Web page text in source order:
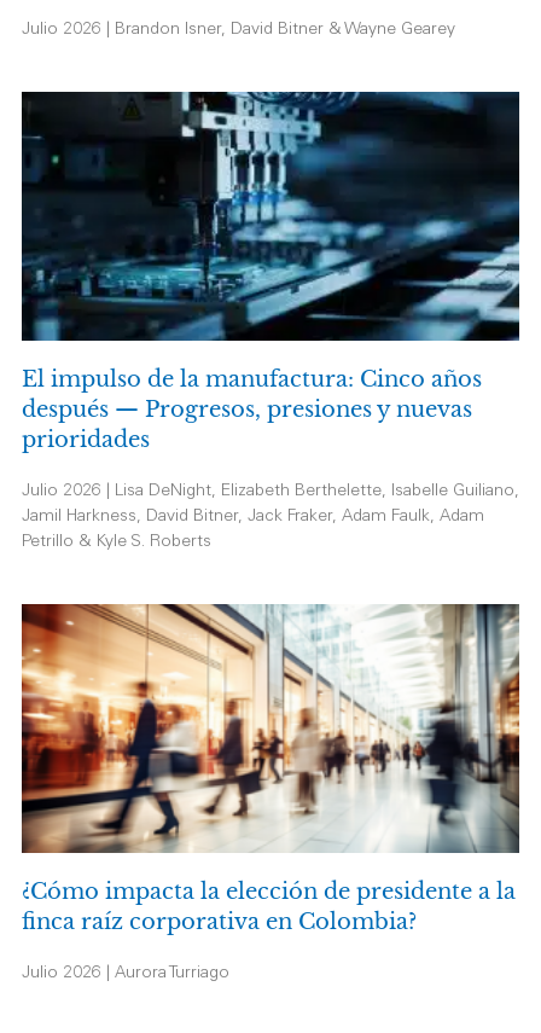
Julio 2026 | Brandon Isner, David Bitner & Wayne Gearey
El impulso de la manufactura: Cinco años
después — Progresos, presiones y nuevas
prioridades
Julio 2026 | Lisa DeNight, Elizabeth Berthelette, Isabelle Guiliano,
Jamil Harkness, David Bitner, Jack Fraker, Adam Faulk, Adam
Petrillo & Kyle S. Roberts
¿Cómo impacta la elección de presidente a la
finca raíz corporativa en Colombia?
Julio 2026 | Aurora Turriago